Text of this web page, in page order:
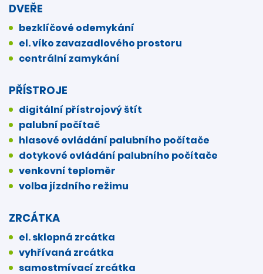
DVEŘE
bezklíčové odemykání
el. víko zavazadlového prostoru
centrální zamykání
PŘÍSTROJE
digitální přístrojový štít
palubní počítač
hlasové ovládání palubního počítače
dotykové ovládání palubního počítače
venkovní teploměr
volba jízdního režimu
ZRCÁTKA
el. sklopná zrcátka
vyhřívaná zrcátka
samostmívací zrcátka